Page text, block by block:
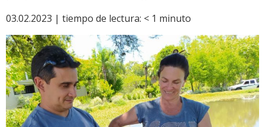
03.02.2023 | tiempo de lectura: < 1 minuto